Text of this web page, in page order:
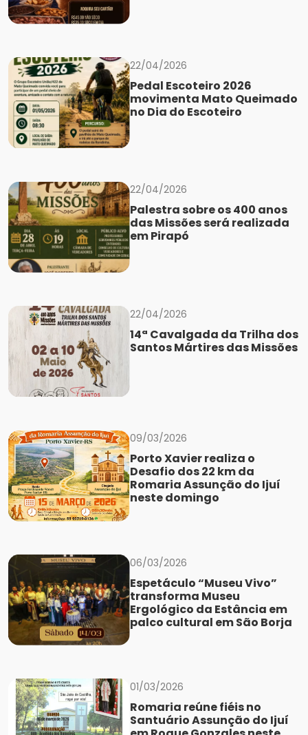
22/04/2026
Pedal Escoteiro 2026
movimenta Mato Queimado
no Dia do Escoteiro
22/04/2026
Palestra sobre os 400 anos
das Missões será realizada
em Pirapó
22/04/2026
14ª Cavalgada da Trilha dos
Santos Mártires das Missões
09/03/2026
Porto Xavier realiza o
Desafio dos 22 km da
Romaria Assunção do Ijuí
neste domingo
06/03/2026
Espetáculo “Museu Vivo”
transforma Museu
Ergológico da Estância em
palco cultural em São Borja
01/03/2026
Romaria reúne fiéis no
Santuário Assunção do Ijuí